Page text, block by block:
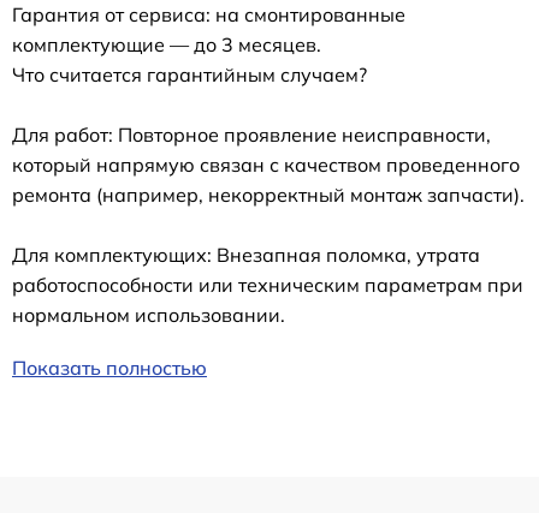
Гарантия от сервиса: на смонтированные
комплектующие — до 3 месяцев.
Что считается гарантийным случаем?
Для работ: Повторное проявление неисправности,
который напрямую связан с качеством проведенного
ремонта (например, некорректный монтаж запчасти).
Для комплектующих: Внезапная поломка, утрата
работоспособности или техническим параметрам при
нормальном использовании.
Показать полностью